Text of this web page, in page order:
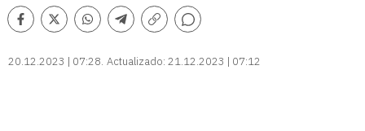
Facebook
TwitterWhatsappTelegram
Copiar
Comentarios
20.12.2023 | 07:28 Actualizado: 21.12.2023 | 07:12